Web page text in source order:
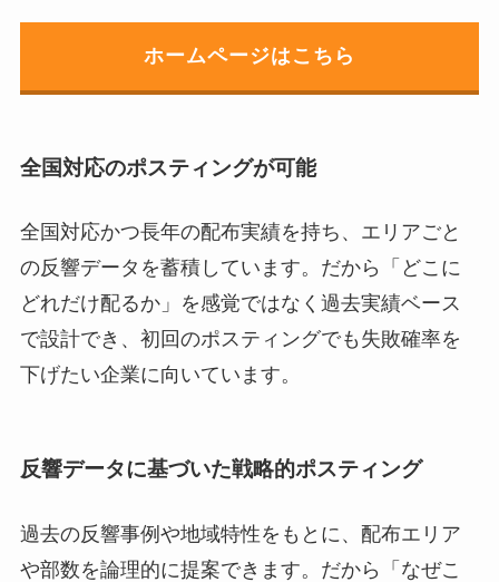
ホームページはこちら
全国対応のポスティングが可能
全国対応かつ長年の配布実績を持ち、エリアごと
の反響データを蓄積しています。だから「どこに
どれだけ配るか」を感覚ではなく過去実績ベース
で設計でき、初回のポスティングでも失敗確率を
下げたい企業に向いています。
反響データに基づいた戦略的ポスティング
過去の反響事例や地域特性をもとに、配布エリア
や部数を論理的に提案できます。だから「なぜこ